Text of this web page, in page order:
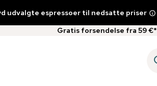
udvalgte espressoer til nedsatte priser
Gratis forsendelse fra 59 €*